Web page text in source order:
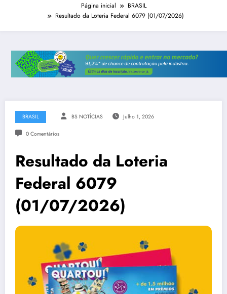
Página inicial
BRASIL
Resultado da Loteria Federal 6079 (01/07/2026)
BRASIL BS NOTÍCIAS Julho 1, 2026
0 Comentários
Resultado da Loteria
Federal 6079
(01/07/2026)